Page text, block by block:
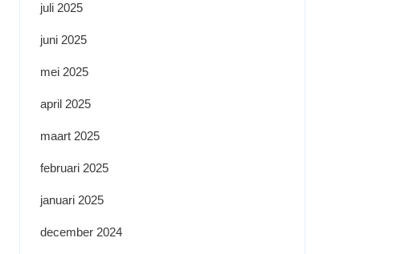
juli 2025
juni 2025
mei 2025
april 2025
maart 2025
februari 2025
januari 2025
december 2024